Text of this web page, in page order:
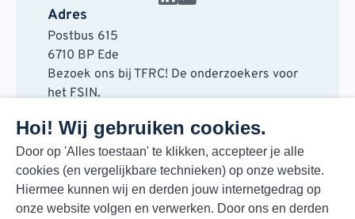
Hoi! Wij gebruiken cookies.
Door op 'Alles toestaan' te klikken, accepteer je alle
cookies (en vergelijkbare technieken) op onze website.
Hiermee kunnen wij en derden jouw internetgedrag op
onze website volgen en verwerken. Door ons en derden
Adres
Postbus 615
6710 BP Ede
Bezoek ons bij TFRC! De onderzoekers voor
het FSIN.
6717 LT Ede
Contact
088 730 48 00
info@fsin.nl
Nieuwsbrief